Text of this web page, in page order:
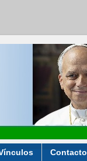
Contacto